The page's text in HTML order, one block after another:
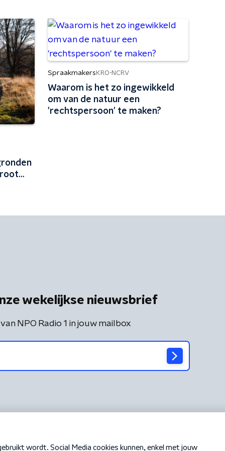
Spraakmakers KRO-NCRV
Waarom is het zo ingewikkeld
om van de natuur een
'rechtspersoon' te maken?
wekelijkse nieuwsbrief
NPO Radio 1 in jouw mailbox